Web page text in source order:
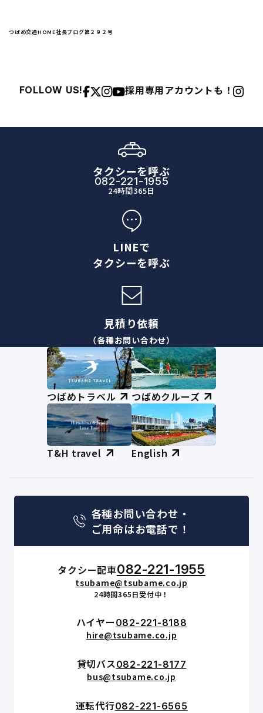
つばめ交通HOME社長ブログ第２９２号
FOLLOW US! 採用専用アカウントも！
タクシーを呼ぶ
082-221-1955
24時間365日
LINEで
タクシーを呼ぶ
見積り依頼
（各種お問い合わせ）
つばめトラベル つばめクルーズ
T&H travel English
各種お問い合わせ・
ご用命はお電話で！
タクシー配車082-221-1955
tsubame@tsubame.co.jp
24時間365日受付中！
ハイヤー 082-221-8188
hire@tsubame.co.jp
貸切バス082-221-8177
bus@tsubame.co.jp
運転代行082-221-6565